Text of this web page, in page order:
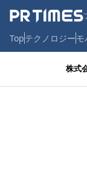
Topテクノロジーモ
株式